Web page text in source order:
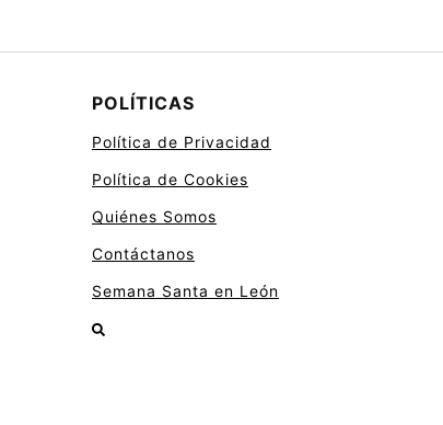
POLÍTICAS
Política de Privacidad
Política de Cookies
Quiénes Somos
Contáctanos
Semana Santa en León